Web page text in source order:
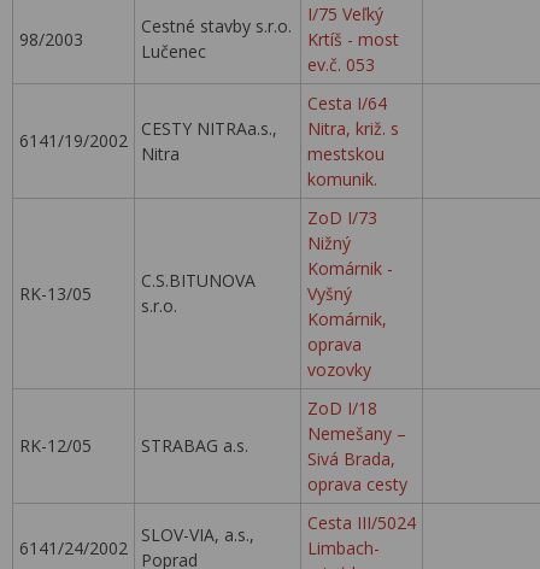
98/2003
Cestné stavby s.r.o.
Lučenec
I/75 Veľký
Krtíš - most
ev.č. 053
6141/19/2002
CESTY NITRAa.s.,
Nitra
Cesta I/64
Nitra, križ. s
mestskou
komunik.
RK-13/05
C.S.BITUNOVA
s.r.o.
ZoD I/73
Nižný
Komárnik -
Vyšný
Komárnik,
oprava
vozovky
RK-12/05 STRABAG a.s.
ZoD I/18
Nemešany –
Sivá Brada,
oprava cesty
6141/24/2002
SLOV-VIA, a.s.,
Poprad
Cesta III/5024
Limbach-